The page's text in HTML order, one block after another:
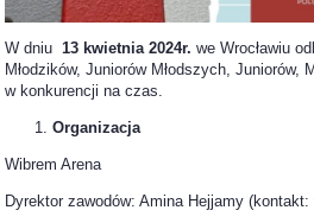
W dniu 13 kwietnia 2024r. we Wrocławiu
Młodzików, Juniorów Młodszych, Juniorów,
w konkurencji na czas.
Organizacja
Wibrem Arena
Dyrektor zawodów: Amina Hejjamy